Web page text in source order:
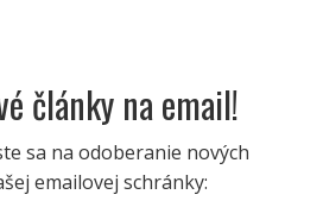
články na email!
sa na odoberanie nových
emailovej schránky: